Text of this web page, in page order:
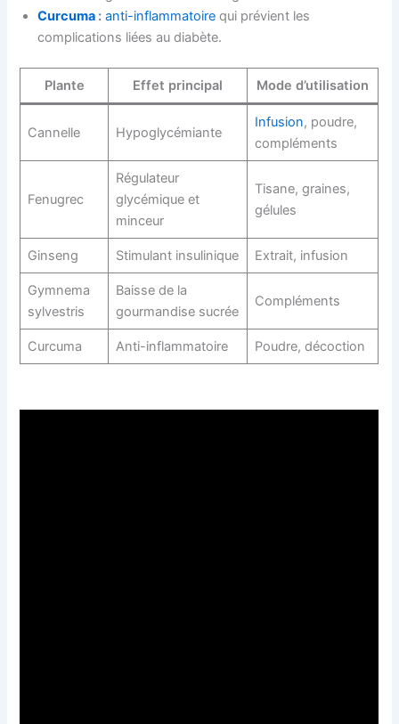
Curcuma : anti-inflammatoire qui prévient les
complications liées au diabète.
Plante Effet principal Mode d’utilisation
Cannelle Hypoglycémiante
Infusion, poudre,
compléments
Fenugrec
Régulateur
glycémique et
minceur
Tisane, graines,
gélules
Ginseng Stimulant insulinique Extrait, infusion
Gymnema
sylvestris
Baisse de la
gourmandise sucrée
Compléments
Curcuma Anti-inflammatoire Poudre, décoction